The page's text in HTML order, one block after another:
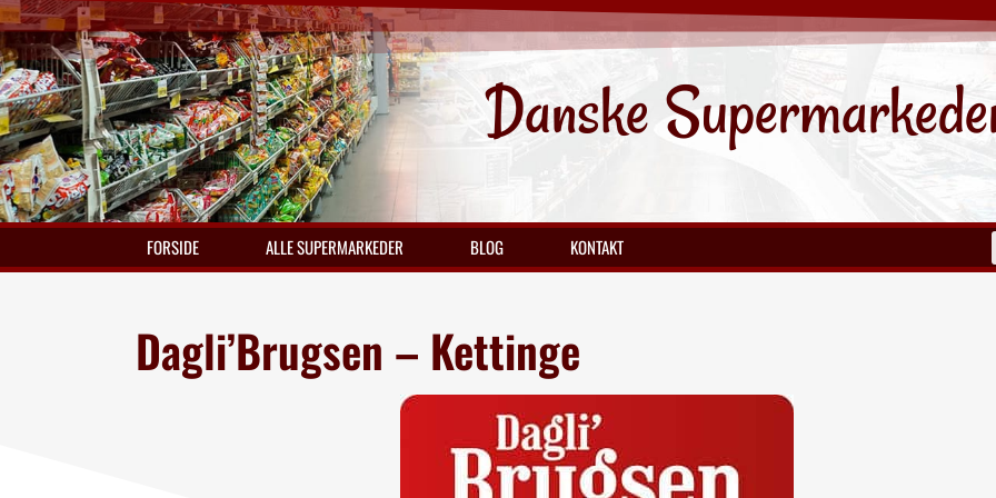
Danske
FORSIDE ALLE SUPERMARKEDER BLOG KONTAKT
Dagli’Brugsen – Kettinge